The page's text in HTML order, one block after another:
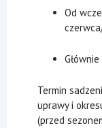
Od
Termin
uprawy i
(przed